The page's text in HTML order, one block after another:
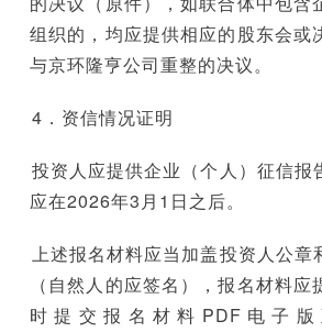
组织的，均应提供相应的股东会或
与京环隆亨公司重整的决议。
．资信情况证明
资人应提供企业（个人）征信报
应在2026年3月1日之后。
述报名材料应当加盖投资人公章
（自然人的应签名），报名材料
时提交报名材料PDF电子